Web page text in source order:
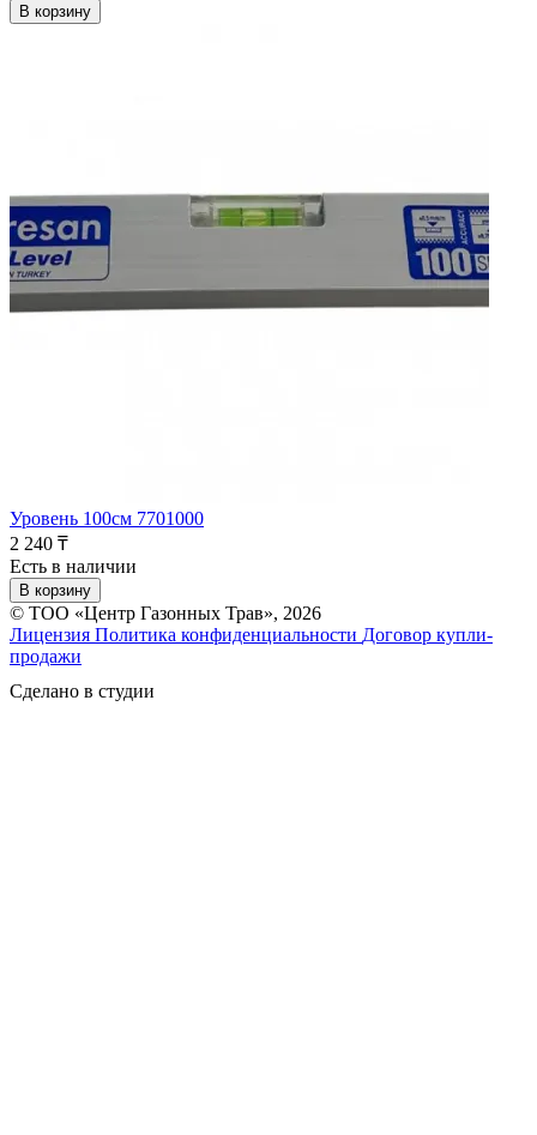
В корзину
Уровень 100см 7701000
2 240 ₸
Есть в наличии
В корзину
© ТОО «Центр Газонных Трав», 2026
Лицензия Политика конфиденциальности Договор купли-
продажи
Сделано в студии